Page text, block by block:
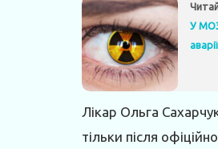
У
аварії
Лікар Ольга
тільки після